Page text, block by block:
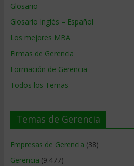
Glosario
Glosario Inglés – Español
Los mejores MBA
Firmas de Gerencia
Formación de Gerencia
Todos los Temas
Temas de Gerencia
Empresas de Gerencia (38)
Gerencia (9.477)